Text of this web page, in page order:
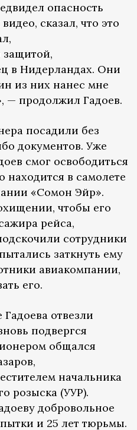
опасность
сказал, что это
в Нидерландах. Они
из них нанес мне
— продолжил Гадоев.
посадили без
документов. Уже
смог освободиться
находится в самолете
«Сомон Эйр».
чтобы его
рейса,
сотрудники
заткнуть ему
авиакомпании,
его.
отвезли
подвергся
общался
начальника
розыска (УУР).
добровольное
и 25 лет тюрьмы.